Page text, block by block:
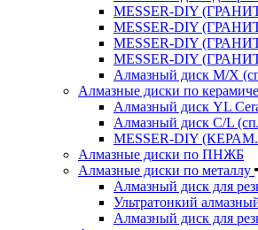
MESSER-DIY
MESSER-DIY
MESSER-DIY
MESSER-DIY
Алмазный диск M/X
Алмазные диски по
Алмазный диск YL
Алмазный диск C/L
MESSER-DIY
Алмазные диски по ПНЖБ
Алмазные диски по металлу
Алмазный диск для
Ультратонкий
Алмазный диск для